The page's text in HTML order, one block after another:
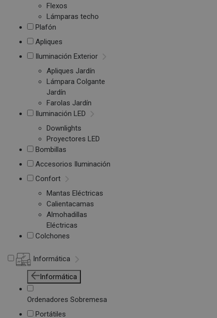
Flexos
Lámparas techo
Plafón
Apliques
Iluminación Exterior
Apliques Jardín
Lámpara Colgante
Jardín
Farolas Jardín
Iluminación LED
Downlights
Proyectores LED
Bombillas
Accesorios Iluminación
Confort
Mantas Eléctricas
Calientacamas
Almohadillas
Eléctricas
Colchones
Informática
Informática
Ordenadores Sobremesa
Portátiles